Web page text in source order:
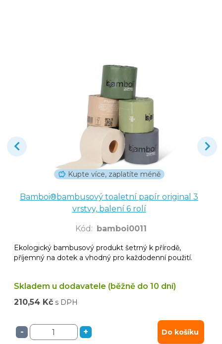
Kupte více, zaplatíte méně
Bamboi®bambusový toaletní papír original 3
vrstvy, balení 6 rolí
Kód : bamboi0011
Ekologický bambusový produkt šetrný k přírodě,
příjemný na dotek a vhodný pro každodenní použití.
Skladem u dodavatele (běžně do 10 dní)
210,54 Kč s DPH
- + Do košíku